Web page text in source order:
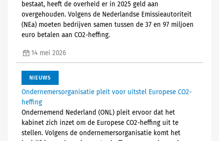
bestaat, heeft de overheid er in 2025 geld aan
overgehouden. Volgens de Nederlandse Emissieautoriteit
(NEa) moeten bedrijven samen tussen de 37 en 97 miljoen
euro betalen aan CO2-heffing.
14 mei 2026
NIEUWS
Ondernemersorganisatie pleit voor uitstel Europese CO2-
heffing
Ondernemend Nederland (ONL) pleit ervoor dat het
kabinet zich inzet om de Europese CO2-heffing uit te
stellen. Volgens de ondernemersorganisatie komt het